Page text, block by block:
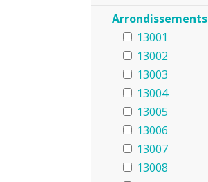
Arrondissements
13001
13002
13003
13004
13005
13006
13007
13008